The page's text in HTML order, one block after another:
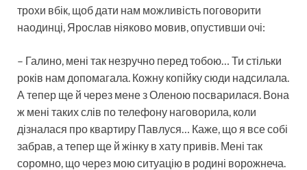
трохи вбік, щоб дати нам можливість поговорити
наодинці, Ярослав ніяково мовив, опустивши очі:
– Галино, мені так незручно перед тобою… Ти стільки
років нам допомагала. Кожну копійку сюди надсилала.
А тепер ще й через мене з Оленою посварилася. Вона
ж мені таких слів по телефону наговорила, коли
дізналася про квартиру Павлуся… Каже, що я все собі
забрав, а тепер ще й жінку в хату привів. Мені так
соромно, що через мою ситуацію в родині ворожнеча.